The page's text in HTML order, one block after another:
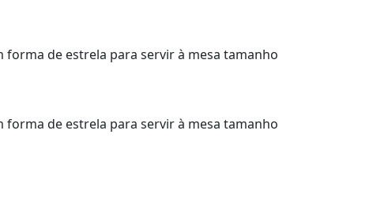
forma de estrela para servir à mesa tamanho
forma de estrela para servir à mesa tamanho